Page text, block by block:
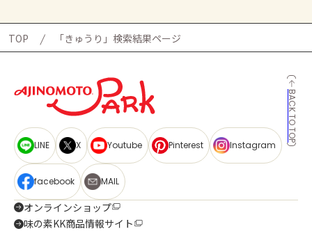
TOP 「きゅうり」検索結果ページ
BACK TO TOP
LINE X Youtube Pinterest Instagram
facebook MAIL
オンラインショップ
味の素KK商品情報サイト